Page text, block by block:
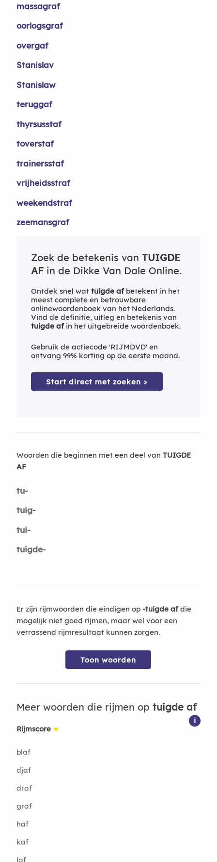
massagraf
oorlogsgraf
overgaf
Stanislav
Stanislaw
teruggaf
thyrsusstaf
toverstaf
trainersstaf
vrijheidsstraf
weekendstraf
zeemansgraf
Zoek de betekenis van TUIGDE
AFin de Dikke Van Dale Online.
Ontdek snel wat tuigde afbetekent in het
meest complete en betrouwbare
onlinewoordenboek van het Nederlands.
Vind de definitie, uitleg en betekenis van
tuigde afin het uitgebreide woordenboek.
Gebruik de actiecode 'RIJMDVD' en
ontvang 99% korting op de eerste maand.
Start direct met zoeken >
Woorden die beginnen met een deel van TUIGDE
AF
tu-
tuig-
tui-
tuigde-
Er zijn rijmwoorden die eindigen op -tuigde afdie
mogelijk niet goed rijmen, maar wel voor een
verrassend rijmresultaat kunnen zorgen.
Toon woorden
Meer woorden die rijmen op tuigde af
i
Rijmscore ★
blaf
djaf
draf
graf
haf
kaf
laf